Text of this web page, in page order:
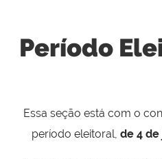
Período
Essa seção está com o
período eleitoral, de 4